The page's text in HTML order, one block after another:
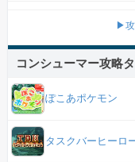
▶攻
コンシューマー攻略
ぽこあポケモン
タスクバーヒーロ